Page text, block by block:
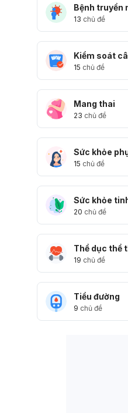
Bệnh truyền
13 chủ đề
Kiểm soát
15 chủ đề
Mang thai
23 chủ đề
Sức khỏe
15 chủ đề
Sức khỏe
20 chủ đề
Thể dục thể
19 chủ đề
Tiểu đường
9 chủ đề